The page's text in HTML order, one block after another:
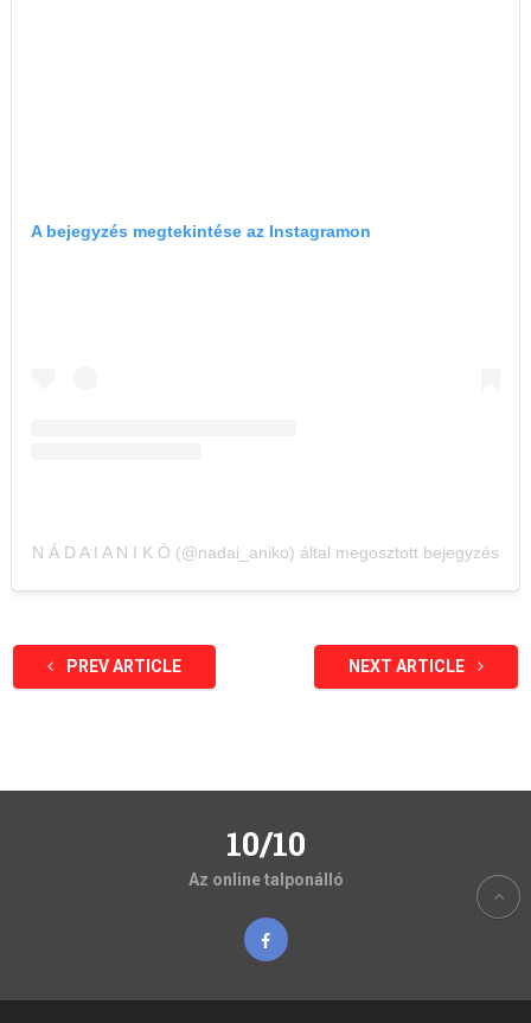
A bejegyzés megtekintése az Instagramon
N Á D A I A N I K Ó (@nadai_aniko) által megosztott bejegyzés
PREV ARTICLE NEXT ARTICLE
10/10
Az online talponálló